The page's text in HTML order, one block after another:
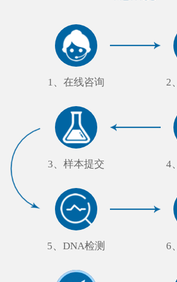
1、在线咨询 2
3、样本提交 4
5、DNA检测 6